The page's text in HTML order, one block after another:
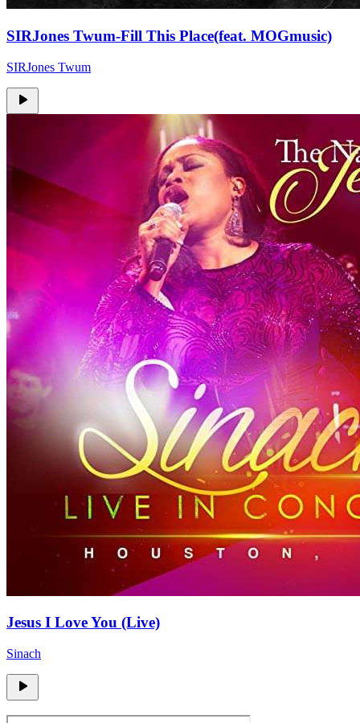
SIRJones Twum-Fill This Place(feat. MOGmusic)
SIRJones Twum
Jesus I Love You (Live)
Sinach